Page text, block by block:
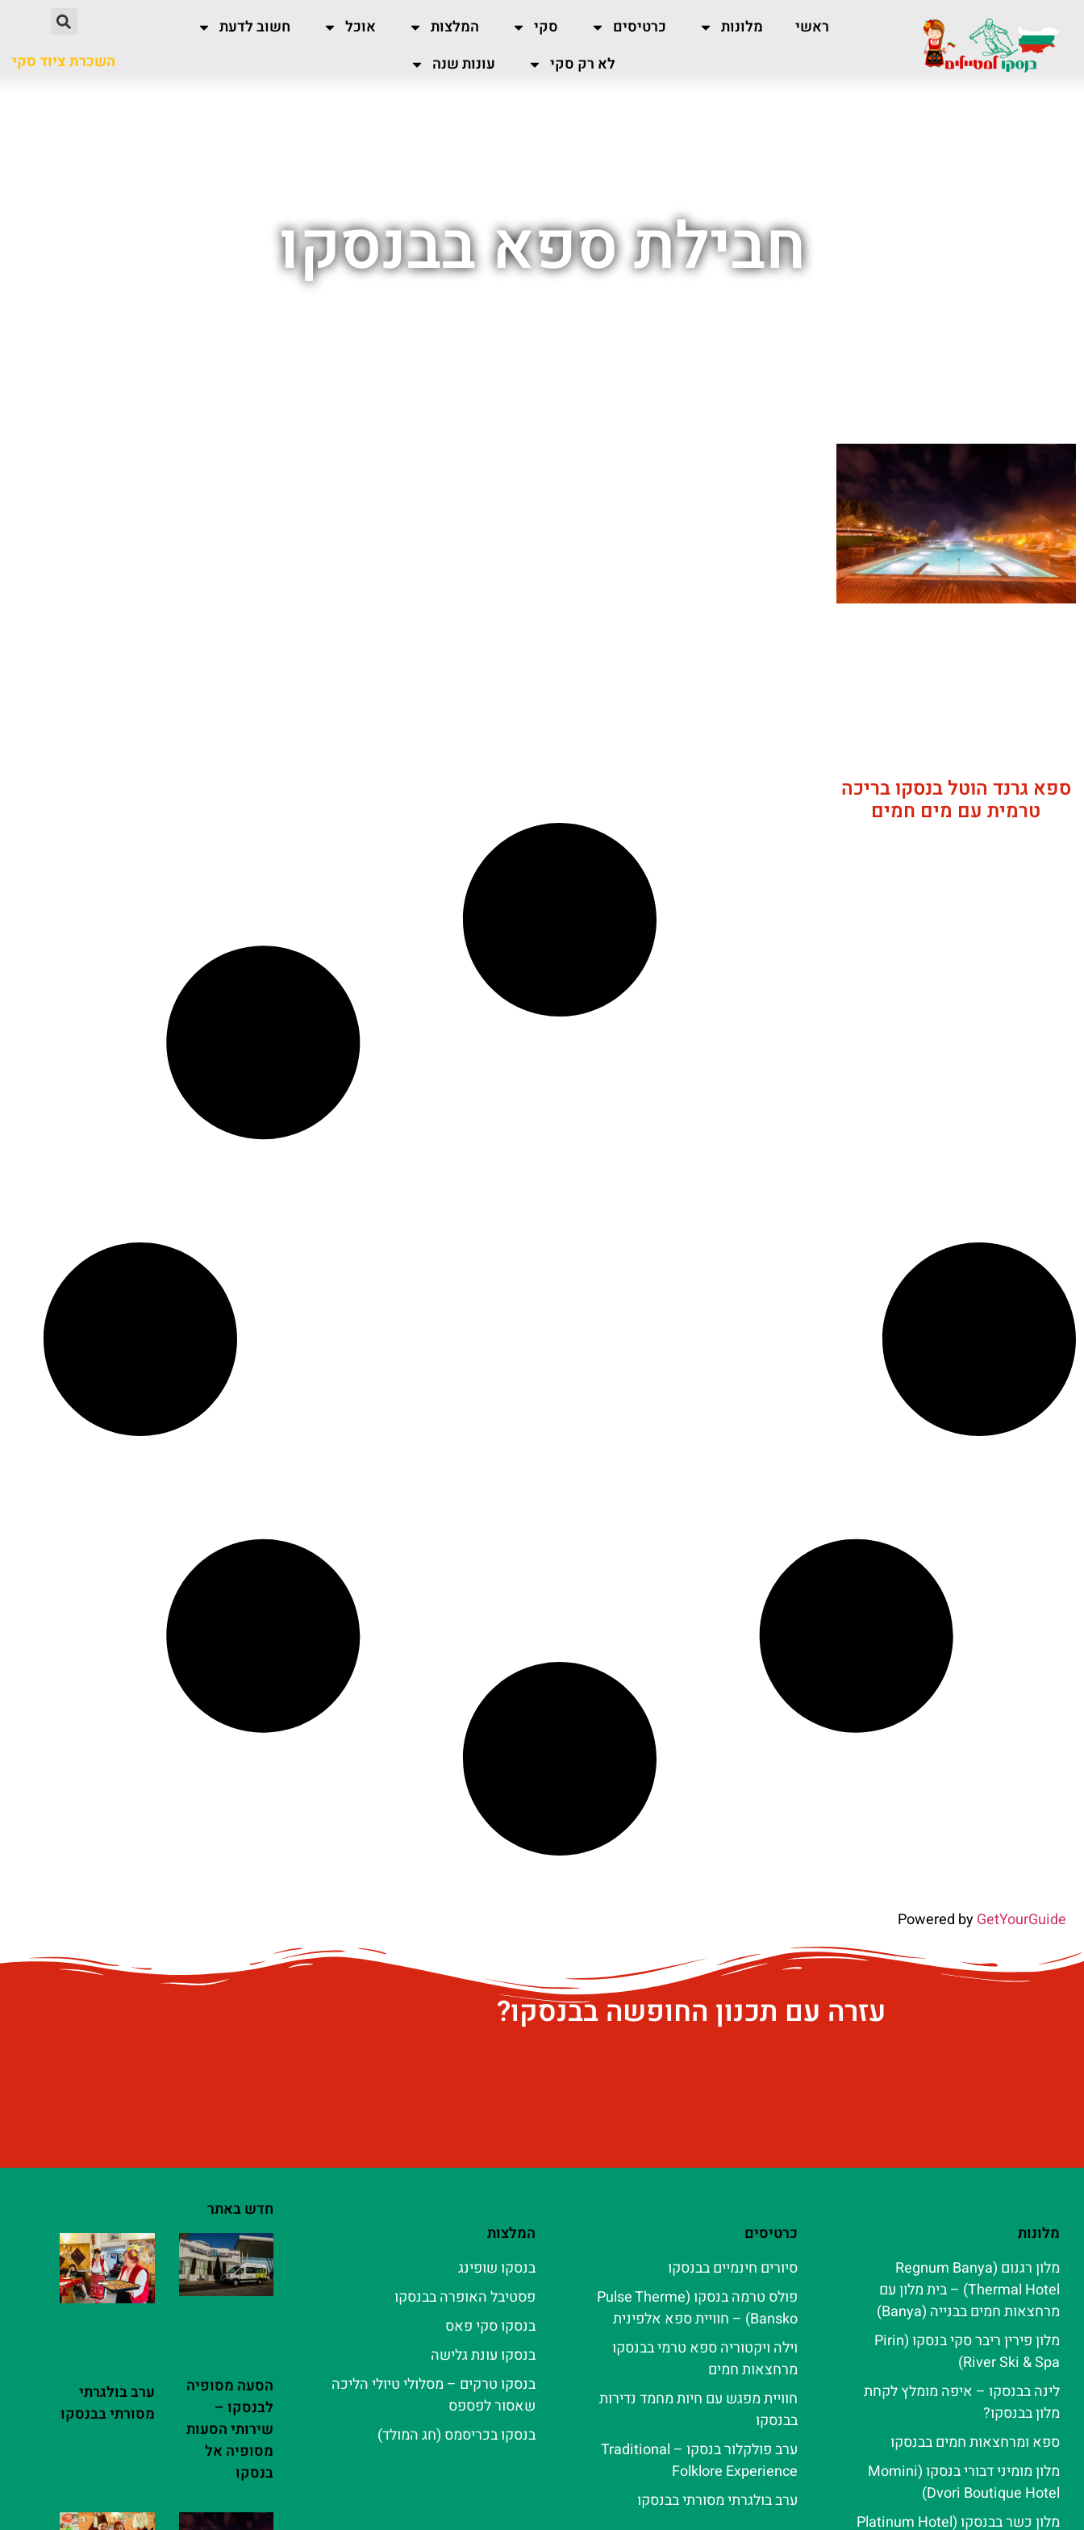
ראשי מלונות כרטיסים סקי המלצות אוכל
חשוב לדעת
לא רק סקי
עונות שנה השכרת ציוד סקי
חבילת ספא בבנסקו
ספא גרנד הוטל בנסקו בריכה
טרמית עם מים חמים
Powered byGetYourGuide
עזרה עם תכנון החופשה בבנסקו?
מלונות
מלון רגנום (Regnum Banya
Thermal Hotel) – בית מלון עם
מרחצאות חמים בבנייה (Banya)
מלון פירין ריבר סקי בנסקו (Pirin
River Ski & Spa‬)
לינה בבנסקו – איפה מומלץ לקחת
מלון בבנסקו?
ספא ומרחצאות חמים בבנסקו
מלון מומיני דבורי בנסקו (Momini
Dvori Boutique Hotel)
מלון כשר בבנסקו (Platinum Hotel
כרטיסים
סיורים חינמיים בבנסקו
פולס טרמה בנסקו (Pulse Therme
Bansko) – חוויית ספא אלפינית
וילה ויקטוריה ספא טרמי בבנסקו
מרחצאות חמים
חוויית מפגש עם חיות מחמד נדירות
בבנסקו
ערב פולקלור בנסקו – Traditional
Folklore Experience
ערב בולגרתי מסורתי בבנסקו
המלצות
בנסקו שופינג
פסטיבל האופרה בבנסקו
בנסקו סקי פאס
בנסקו עונת גלישה
בנסקו טרקים – מסלולי טיולי הליכה
שאסור לפספס
בנסקו בכריסמס (חג המולד)
חדש באתר
הסעה מסופיה
לבנסקו –
שירותי הסעות
מסופיה אל
בנסקו
ערב בולגרתי
מסורתי בבנסקו